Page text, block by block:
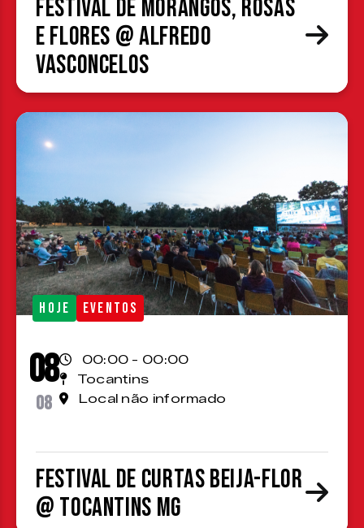
Festival de Morangos, Rosas
e Flores @ Alfredo
Vasconcelos
HOJE EVENTOS
08
08
00:00 - 00:00
Tocantins
Local não informado
Festival de Curtas Beija-Flor
@ Tocantins MG